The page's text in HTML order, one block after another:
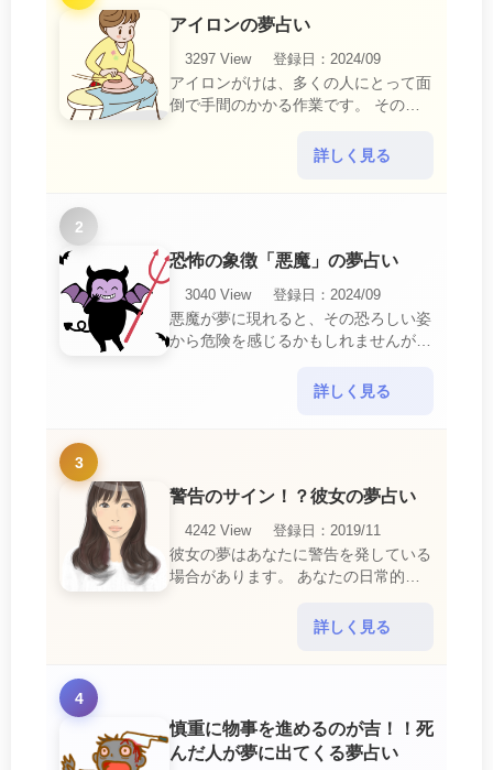
アイロンの夢占い
3297 View
登録日：2024/09
アイロンがけは、多くの人にとって面
倒で手間のかかる作業です。 そのた
中で感じるわずらわしさやストレスか
詳しく見る
2
恐怖の象徴「悪魔」の夢占い
3040 View
登録日：2024/09
悪魔が夢に現れると、その恐ろしい姿
から危険を感じるかもしれませんが、
詳しく見る
3
警告のサイン！？彼女の夢占い
4242 View
登録日：2019/11
彼女の夢はあなたに警告を発している
場合があります。 あなたの日常的な
詳しく見る
4
慎重に物事を進めるのが吉！！死
んだ人が夢に出てくる夢占い